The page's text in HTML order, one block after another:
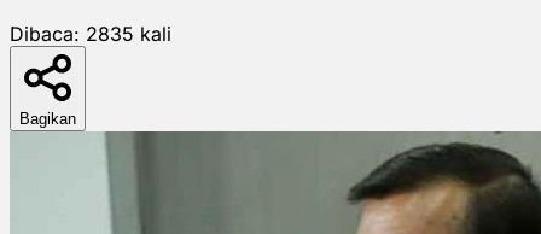
Dibaca: 2835 kali
Bagikan